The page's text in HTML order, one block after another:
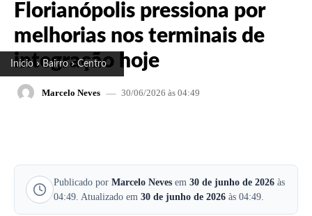
Início Bairro Centro
Florianópolis pressiona por
melhorias nos terminais de
integração hoje
Marcelo Neves 30/06/2026 às 04:49
Publicado por Marcelo Neves em 30 de junho de 2026 às
04:49. Atualizado em 30 de junho de 2026 às 04:49.